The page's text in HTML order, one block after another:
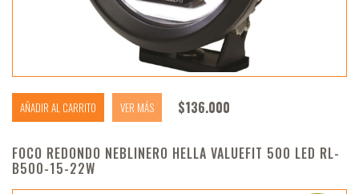
AÑADIR AL CARRITO VER MÁS $136.000
FOCO REDONDO NEBLINERO HELLA VALUEFIT 500 LED RL-
B500-15-22W